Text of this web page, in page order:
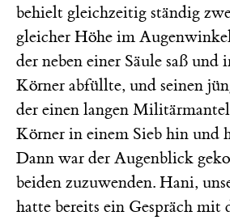
behielt gleichzeitig ständig
gleicher Höhe im
der neben einer Säule saß und
Körner abfüllte, und seinen
der einen langen
Körner in einem Sieb hin und
Dann war der Augenblick
beiden zuzuwenden. Hani,
hatte bereits ein Gespräch mit